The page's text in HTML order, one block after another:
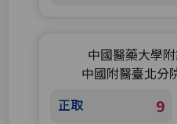
中國醫藥大學
中國附醫臺北分
正取
9